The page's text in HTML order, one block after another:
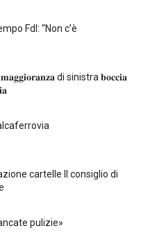
FdI: “Non c’è
di sinistra 𝐛𝐨𝐜𝐜𝐢𝐚
cartelle Il consiglio di
pulizie»